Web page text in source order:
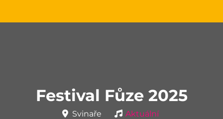
Festival Fůze 2025
Svinaře Aktuální